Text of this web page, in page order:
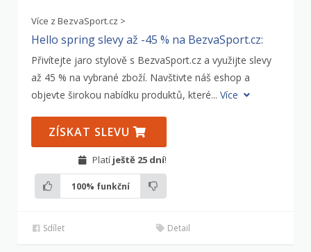
Více z BezvaSport.cz >
Hello spring slevy až -45 % na BezvaSport.cz:
Přivítejte jaro stylově s BezvaSport.cz a využijte slevy
až 45 % na vybrané zboží. Navštivte náš eshop a
objevte širokou nabídku produktů, které... Více
ZÍSKAT SLEVU
Platí ještě 25 dní!
100% funkční
Sdílet Detail